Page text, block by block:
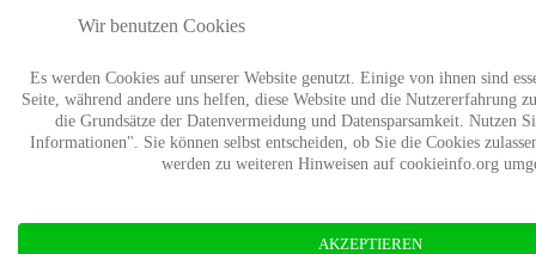
Verband Mitgliedschaft Stiftung Wald
Wir benutzen Cookies
Es werden Cookies auf unserer Website genutzt. Einige von ihnen sind
Seite, während andere uns helfen, diese Website und die Nutzererfahrung
die Grundsätze der Datenvermeidung und Datensparsamkeit. Nutzen
Informationen". Sie können selbst entscheiden, ob Sie die Cookies
werden zu weiteren Hinweisen auf cookieinfo.org
AKZEPTIEREN